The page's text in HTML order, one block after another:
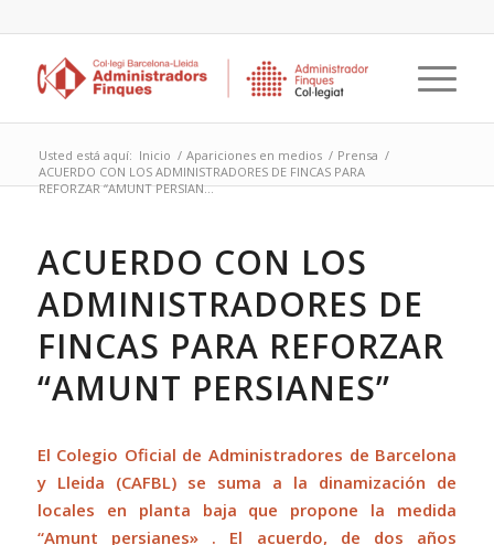
Usted está aquí: Inicio / Apariciones en medios / Prensa /
ACUERDO CON LOS ADMINISTRADORES DE FINCAS PARA
REFORZAR “AMUNT PERSIAN...
ACUERDO CON LOS
ADMINISTRADORES DE
FINCAS PARA REFORZAR
“AMUNT PERSIANES”
El Colegio Oficial de Administradores de Barcelona
y Lleida (CAFBL) se suma a la dinamización de
locales en planta baja que propone la medida
“Amunt persianes» . El acuerdo, de dos años